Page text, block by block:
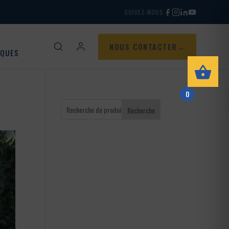
SUIVEZ-NOUS
NOUS CONTACTER
Recherche
0